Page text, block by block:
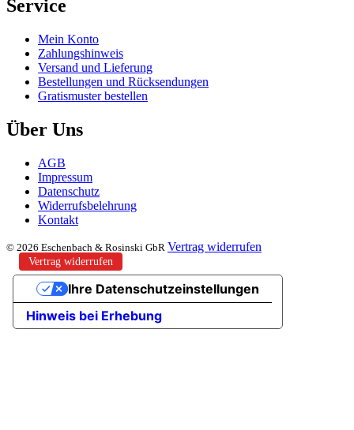
Service
Mein Konto
Zahlungshinweis
Versand und Lieferung
Bestellungen und Rücksendungen
Gratismuster bestellen
Über Uns
AGB
Impressum
Datenschutz
Widerrufsbelehrung
Kontakt
© 2026 Eschenbach & Rosinski GbR Vertrag widerrufen
Vertrag widerrufen
Hinweis bei Erhebung
Ihre Datenschutzeinstellungen